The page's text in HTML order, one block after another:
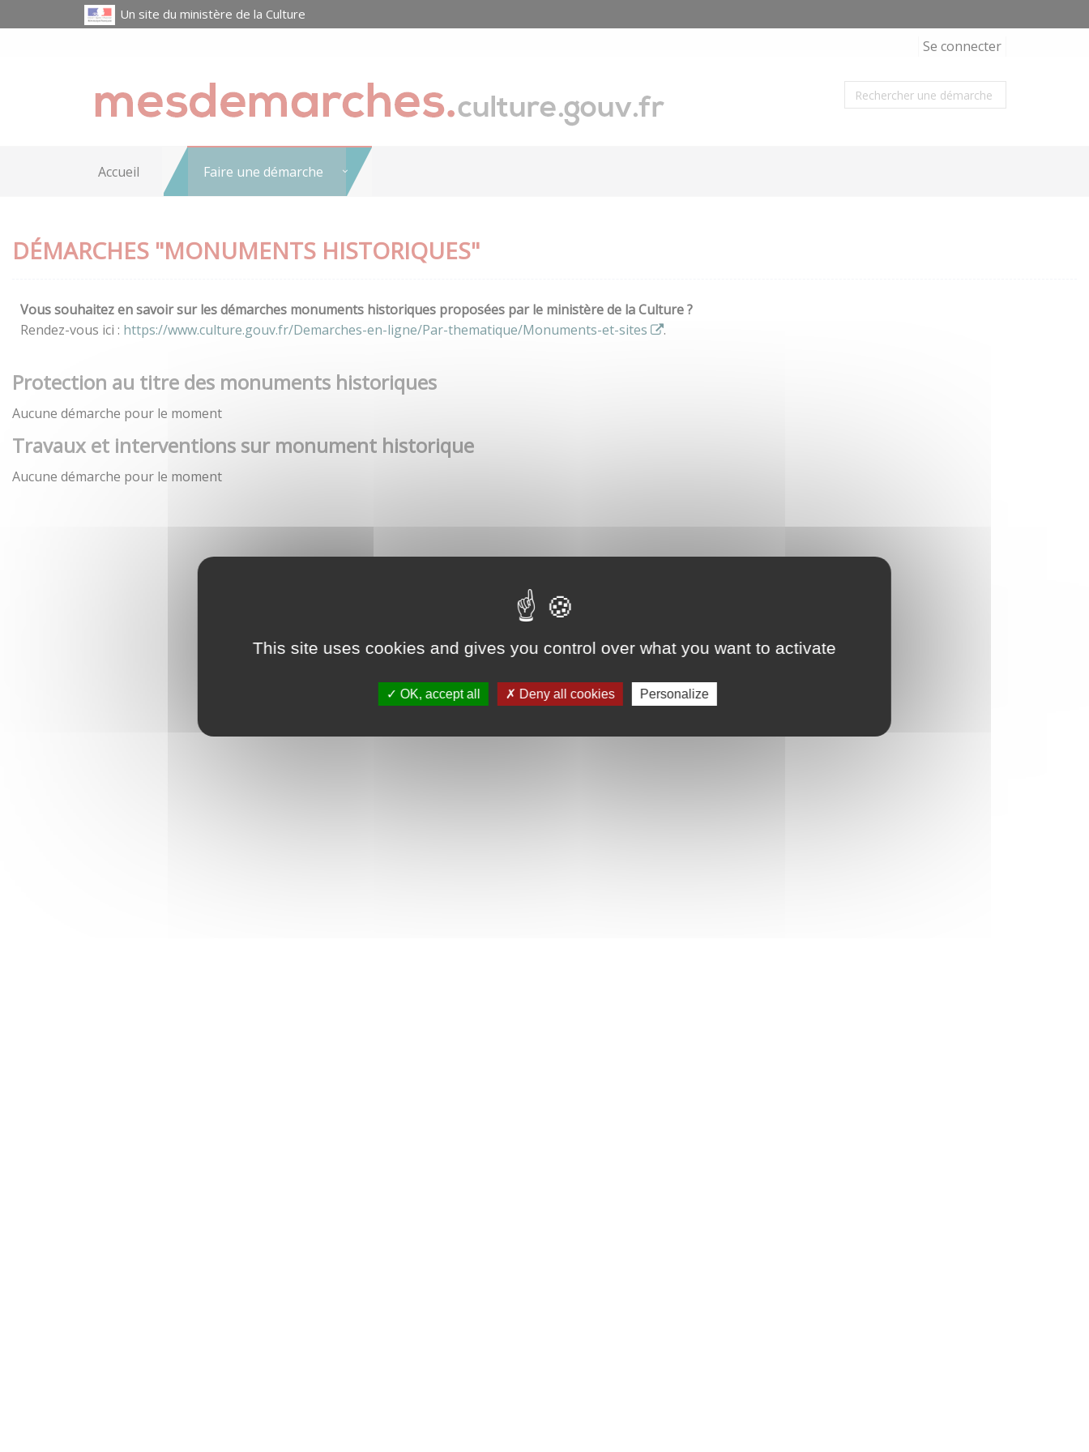
This site uses cookies and gives you control over what you want to activate
OK, accept all Deny all cookies Personalize
Un site du ministère de la Culture
Se connecter
Accueil Faire une démarche
DÉMARCHES "MONUMENTS HISTORIQUES"
Vous souhaitez en savoir sur les démarches monuments historiques proposées par le ministère de la Culture ?
Rendez-vous ici : https://www.culture.gouv.fr/Demarches-en-ligne/Par-thematique/Monuments-et-sites .
Protection au titre des monuments historiques
Aucune démarche pour le moment
Travaux et interventions sur monument historique
Aucune démarche pour le moment